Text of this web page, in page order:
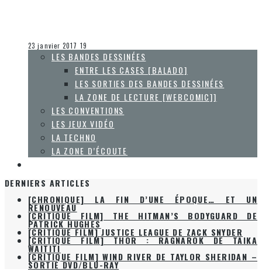
23 janvier 2017 19
LES BANDES DESSINÉES
ENTRE LES CASES [BALADO]
LES SORTIES DES BANDES DESSINÉES
LA ZONE DE LECTURE [WEBCOMIC]]
LES CONVENTIONS
LES JEUX VIDÉO
LA TECHNO
LA ZONE D’ÉCOUTE
DERNIERS ARTICLES
[CHRONIQUE] LA FIN D’UNE ÉPOQUE… ET UN
RENOUVEAU
[CRITIQUE FILM] THE HITMAN’S BODYGUARD DE
PATRICK HUGHES
[CRITIQUE FILM] JUSTICE LEAGUE DE ZACK SNYDER
[CRITIQUE FILM] THOR : RAGNAROK DE TAIKA
WAITITI
[CRITIQUE FILM] WIND RIVER DE TAYLOR SHERIDAN –
SORTIE DVD/BLU-RAY